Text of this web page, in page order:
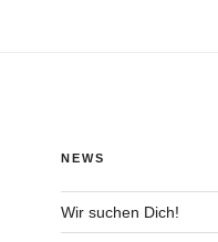
NEWS
Wir suchen Dich!